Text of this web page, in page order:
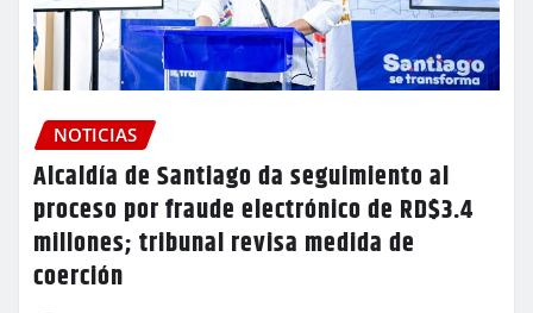
NOTICIAS
Alcaldía de Santiago da seguimiento al
proceso por fraude electrónico de RD$3.4
millones; tribunal revisa medida de
coerción